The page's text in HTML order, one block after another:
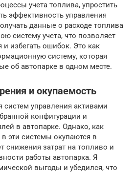
учета топлива, упростить
эффективность управления
данные о расходе топлива
систему учета, что позволяет
избегать ошибок. Это как
систему, которая
об автопарке в одном месте.
и окупаемость
систем управления активами
конфигурации и
в автопарке. Однако, как
эти системы окупаются в
снижения затрат на топливо и
работы автопарка. Я
выгоды и убедился, что